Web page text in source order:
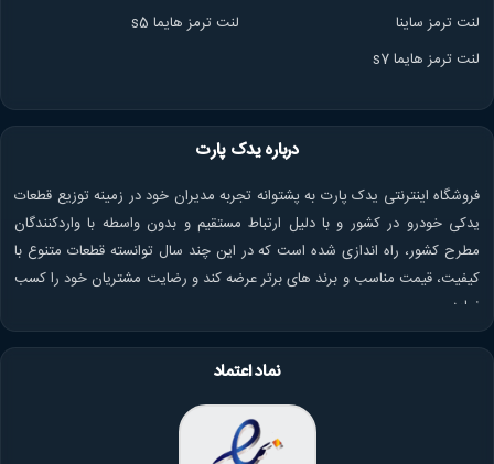
لنت ترمز ساینا
لنت ترمز هایما s5
لنت ترمز هایما s7
درباره یدک پارت
فروشگاه اینترنتی یدک پارت به پشتوانه تجربه مدیران خود در زمینه توزیع قطعات
یدکی خودرو در کشور و با دلیل ارتباط مستقیم و بدون واسطه با واردکنندگان
مطرح کشور، راه اندازی شده است که در این چند سال توانسته قطعات متنوع با
کیفیت، قیمت مناسب و برند های برتر عرضه کند و رضایت مشتریان خود را کسب
نماید.
نماد اعتماد